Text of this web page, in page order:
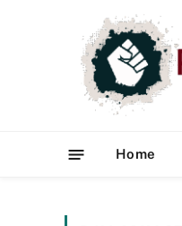
Home